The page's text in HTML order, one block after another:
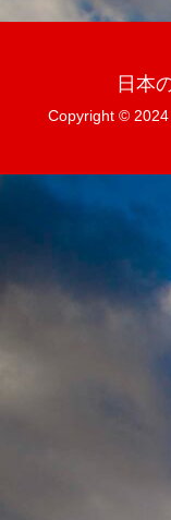
日本
Copyright © 2024